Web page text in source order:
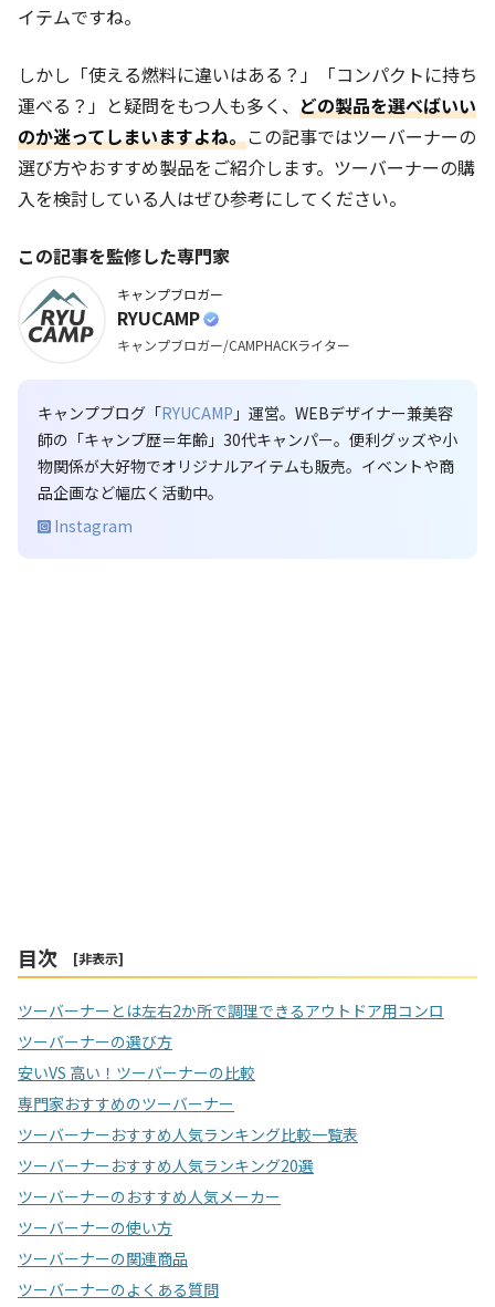
イテムですね。
しかし「使える燃料に違いはある？」「コンパクトに持ち
運べる？」と疑問をもつ人も多く、 どの製品を選べばいい
のか迷ってしまいますよね。この記事ではツーバーナーの
選び方やおすすめ製品をご紹介します。ツーバーナーの購
入を検討している人はぜひ参考にしてください。
この記事を監修した専門家
キャンプブロガー
RYUCAMP
キャンプブロガー/CAMPHACKライター
キャンプブログ「RYUCAMP 」運営。WEBデザイナー兼美容
師の「キャンプ歴＝年齢」30代キャンパー。便利グッズや小
物関係が大好物でオリジナルアイテムも販売。イベントや商
品企画など幅広く活動中。
Instagram
目次 [非表示]
ツーバーナーとは左右2か所で調理できるアウトドア用コンロ
ツーバーナーの選び方
安いVS 高い！ツーバーナーの比較
専門家おすすめのツーバーナー
ツーバーナーおすすめ人気ランキング比較一覧表
ツーバーナーおすすめ人気ランキング20選
ツーバーナーのおすすめ人気メーカー
ツーバーナーの使い方
ツーバーナーの関連商品
ツーバーナーのよくある質問